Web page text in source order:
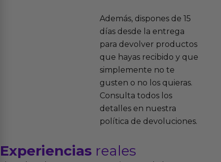
Además, dispones de 15
días desde la entrega
para devolver productos
que hayas recibido y que
simplemente no te
gusten o no los quieras.
Consulta todos los
detalles en nuestra
política de devoluciones.
Experiencias reales